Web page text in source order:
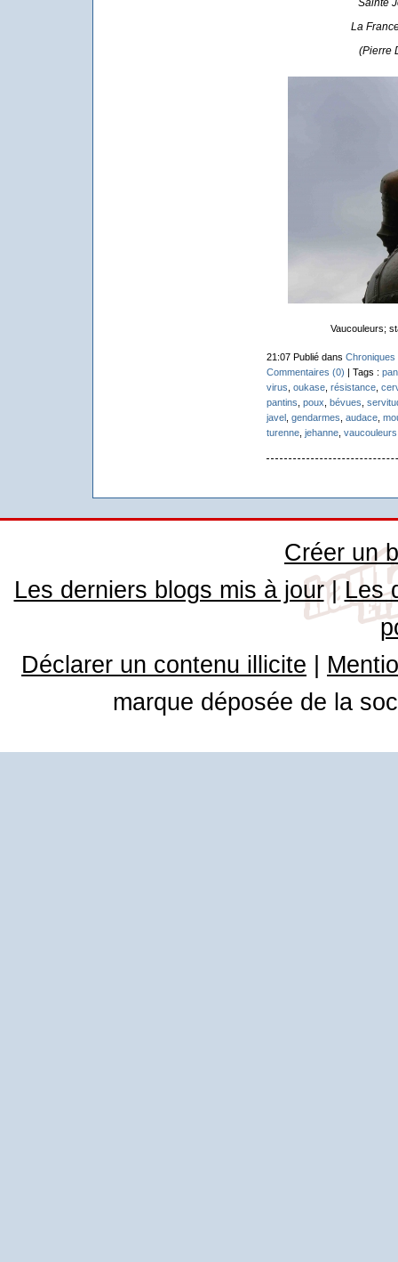
Sainte
La
(Pierre
Vaucouleurs;
21:07 Publié dans Chroniques
Commentaires (0) | Tags :
virus oukase, résistance,
pantins poux bévues
javel, gendarmes audace,
turenne, jehanne, vaucouleurs
Créer un
Les derniers blogs mis à jour| Les
Déclarer un contenu illicite
marque déposée de la